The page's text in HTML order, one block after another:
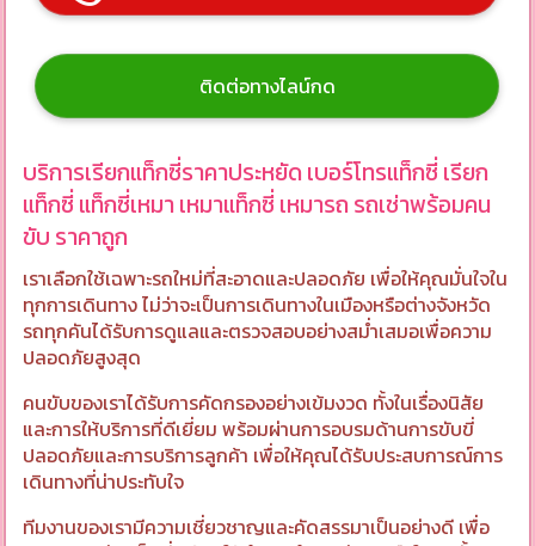
ติดต่อทางไลน์กด
บริการเรียกแท็กซี่ราคาประหยัด เบอร์โทรแท็กซี่ เรียก
แท็กซี่ แท็กซี่เหมา เหมาแท็กซี่ เหมารถ รถเช่าพร้อมคน
ขับ ราคาถูก
เราเลือกใช้เฉพาะรถใหม่ที่สะอาดและปลอดภัย เพื่อให้คุณมั่นใจใน
ทุกการเดินทาง ไม่ว่าจะเป็นการเดินทางในเมืองหรือต่างจังหวัด
รถทุกคันได้รับการดูแลและตรวจสอบอย่างสม่ำเสมอเพื่อความ
ปลอดภัยสูงสุด
คนขับของเราได้รับการคัดกรองอย่างเข้มงวด ทั้งในเรื่องนิสัย
และการให้บริการที่ดีเยี่ยม พร้อมผ่านการอบรมด้านการขับขี่
ปลอดภัยและการบริการลูกค้า เพื่อให้คุณได้รับประสบการณ์การ
เดินทางที่น่าประทับใจ
ทีมงานของเรามีความเชี่ยวชาญและคัดสรรมาเป็นอย่างดี เพื่อ